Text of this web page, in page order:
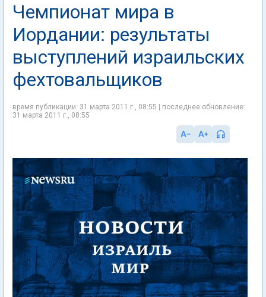
Чемпионат мира в
Иордании: результаты
выступлений израильских
фехтовальщиков
время публикации: 31 марта 2011 г., 08:55 | последнее обновление:
31 марта 2011 г., 08:55